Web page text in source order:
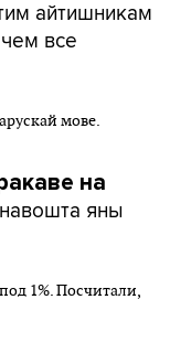
айтишникам
все
на
яны